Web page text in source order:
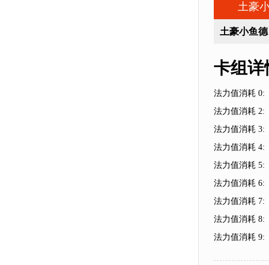
土豪
土豪小鱼德
卡组详
法力值消耗 0:
法力值消耗 2:
法力值消耗 3:
法力值消耗 4:
法力值消耗 5:
法力值消耗 6:
法力值消耗 7:
法力值消耗 8:
法力值消耗 9: